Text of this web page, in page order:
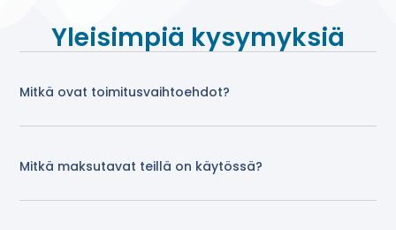
Yleisimpiä kysymyksiä
Mitkä ovat toimitusvaihtoehdot?
Mitkä maksutavat teillä on käytössä?